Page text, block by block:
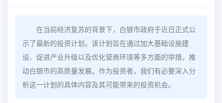
在当前经济复苏的背景下，白银市政府于近日正式公
示了最新的投资计划。该计划旨在通过加大基础设施建
设、促进产业升级以及优化营商环境等多方面的举措，推
动白银市的高质量发展。作为投资者，我们有必要深入分
析这一计划的具体内容及其可能带来的投资机会。